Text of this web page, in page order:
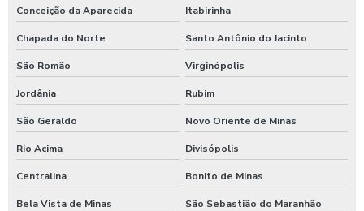
Conceição da Aparecida Itabirinha
Chapada do Norte Santo Antônio do Jacinto
São Romão Virginópolis
Jordânia Rubim
São Geraldo Novo Oriente de Minas
Rio Acima Divisópolis
Centralina Bonito de Minas
Bela Vista de Minas São Sebastião do Maranhão